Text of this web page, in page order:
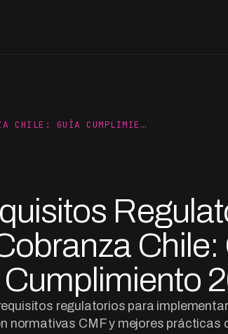
CHILE: GUÍA CUMPLIMIE…
Chile:
Cumplimiento
regulatorios para implementar
normativas CMF y mejores prácticas